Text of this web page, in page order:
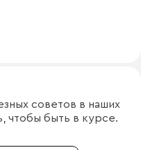
советов в наших
чтобы быть в курсе.